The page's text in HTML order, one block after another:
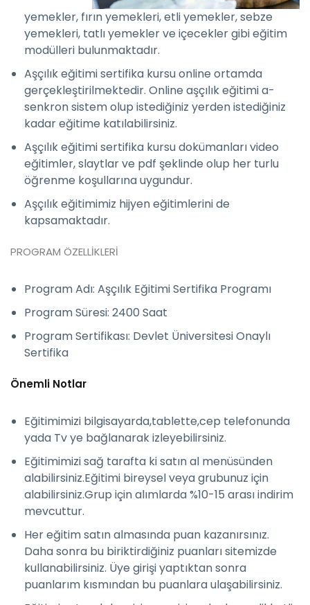
yemekler, fırın yemekleri, etli yemekler, sebze
yemekleri, tatlı yemekler ve içecekler gibi eğitim
modülleri bulunmaktadır.
Aşçılık eğitimi sertifika kursu online ortamda
gerçekleştirilmektedir. Online aşçılık eğitimi a-
senkron sistem olup istediğiniz yerden istediğiniz
kadar eğitime katılabilirsiniz.
Aşçılık eğitimi sertifika kursu dokümanları video
eğitimler, slaytlar ve pdf şeklinde olup her turlu
öğrenme koşullarına uygundur.
Aşçılık eğitimimiz hijyen eğitimlerini de
kapsamaktadır.
PROGRAM ÖZELLİKLERİ
Program Adı: Aşçılık Eğitimi Sertifika Programı
Program Süresi: 2400 Saat
Program Sertifikası: Devlet Üniversitesi Onaylı
Sertifika
Önemli Notlar
Eğitimimizi bilgisayarda,tablette,cep telefonunda
yada Tv ye bağlanarak izleyebilirsiniz.
Eğitimimizi sağ tarafta ki satın al menüsünden
alabilirsiniz.Eğitimi bireysel veya grubunuz için
alabilirsiniz.Grup için alımlarda %10-15 arası indirim
mevcuttur.
Her eğitim satın almasında puan kazanırsınız.
Daha sonra bu biriktirdiğiniz puanları sitemizde
kullanabilirsiniz. Üye girişi yaptıktan sonra
puanlarım kısmından bu puanlara ulaşabilirsiniz.